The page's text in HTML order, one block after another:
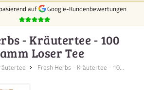
basierend auf Google-Kundenbewertungen
- Kräutertee - 100
Loser Tee
Fresh Herbs - Kräutertee - 10...